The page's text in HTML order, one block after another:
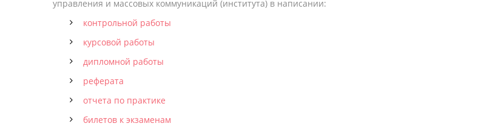
управления и массовых коммуникаций (института) в написании:
контрольной работы
курсовой работы
дипломной работы
реферата
отчета по практике
билетов к экзаменам